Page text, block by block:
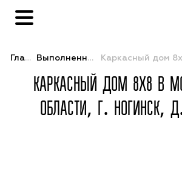
Главная Выполненные объекты
КАРКАСНЫЙ ДОМ 8Х8 В
ОБЛАСТИ, Г. НОГИНСК,